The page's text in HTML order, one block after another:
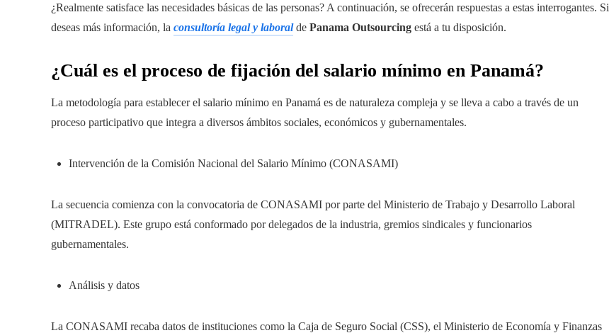
¿Realmente satisface las necesidades básicas de las personas? A continuación, se ofrecerán respuestas a estas interrogantes. Si
deseas más información, la consultoría legal y laboralde Panama Outsourcing está a tu disposición.
¿Cuál es el proceso de fijación del salario mínimo en Panamá?
La metodología para establecer el salario mínimo en Panamá es de naturaleza compleja y se lleva a cabo a través de un
proceso participativo que integra a diversos ámbitos sociales, económicos y gubernamentales.
Intervención de la Comisión Nacional del Salario Mínimo (CONASAMI)
La secuencia comienza con la convocatoria de CONASAMI por parte del Ministerio de Trabajo y Desarrollo Laboral
(MITRADEL). Este grupo está conformado por delegados de la industria, gremios sindicales y funcionarios
gubernamentales.
Análisis y datos
La CONASAMI recaba datos de instituciones como la Caja de Seguro Social (CSS), el Ministerio de Economía y Finanzas